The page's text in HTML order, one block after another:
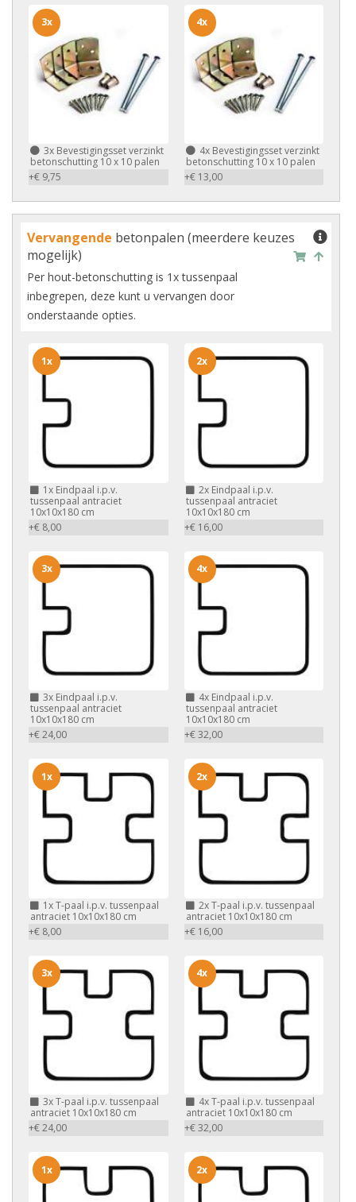
3x Bevestigingsset verzinkt
betonschutting 10 x 10 palen
+€ 9,75
3x
4xBevestigingsset verzinkt
betonschutting 10 x 10 palen
+€ 13,00
4x
Vervangende betonpalen (meerdere keuzes
mogelijk)
Per hout-betonschutting is 1x tussenpaal
inbegrepen, deze kunt u vervangen door
onderstaande opties.
1x Eindpaal i.p.v.
tussenpaal antraciet
10x10x180 cm
+€ 8,00
1x
2xEindpaal i.p.v.
tussenpaal antraciet
10x10x180 cm
+€ 16,00
2x
3x Eindpaal i.p.v.
tussenpaal antraciet
10x10x180 cm
+€ 24,00
3x
4xEindpaal i.p.v.
tussenpaal antraciet
10x10x180 cm
+€ 32,00
4x
1xT-paal i.p.v. tussenpaal
antraciet 10x10x180 cm
+€ 8,00
1x
2xT-paal i.p.v. tussenpaal
antraciet 10x10x180 cm
+€ 16,00
2x
3xT-paal i.p.v. tussenpaal
antraciet 10x10x180 cm
+€ 24,00
3x
4xT-paal i.p.v. tussenpaal
antraciet 10x10x180 cm
+€ 32,00
4x
1x 2x